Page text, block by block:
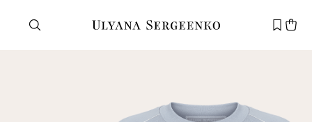
Служба поддержки+7 495 105 70 25
support@ulyanasergeenko.com